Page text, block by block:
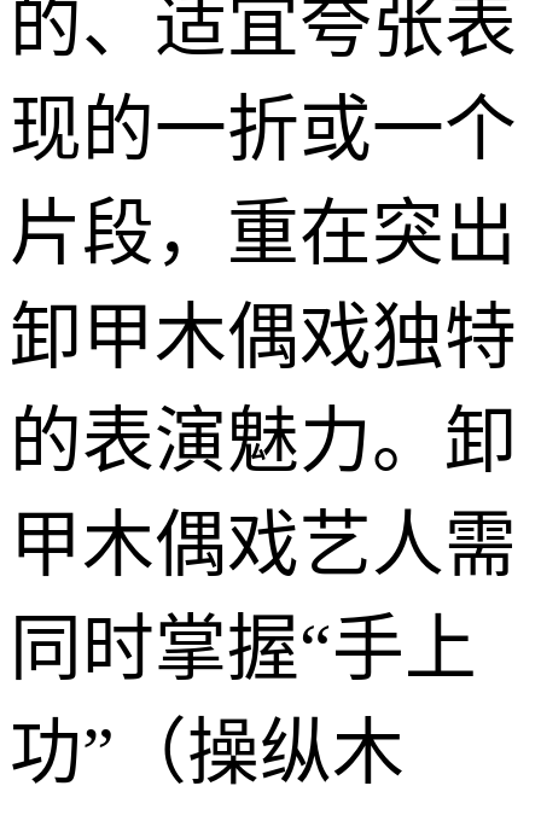
的、适宜夸张表
现的一折或一个
片段，重在突出
卸甲木偶戏独特
的表演魅力。卸
甲木偶戏艺人需
同时掌握“手上
功”（操纵木